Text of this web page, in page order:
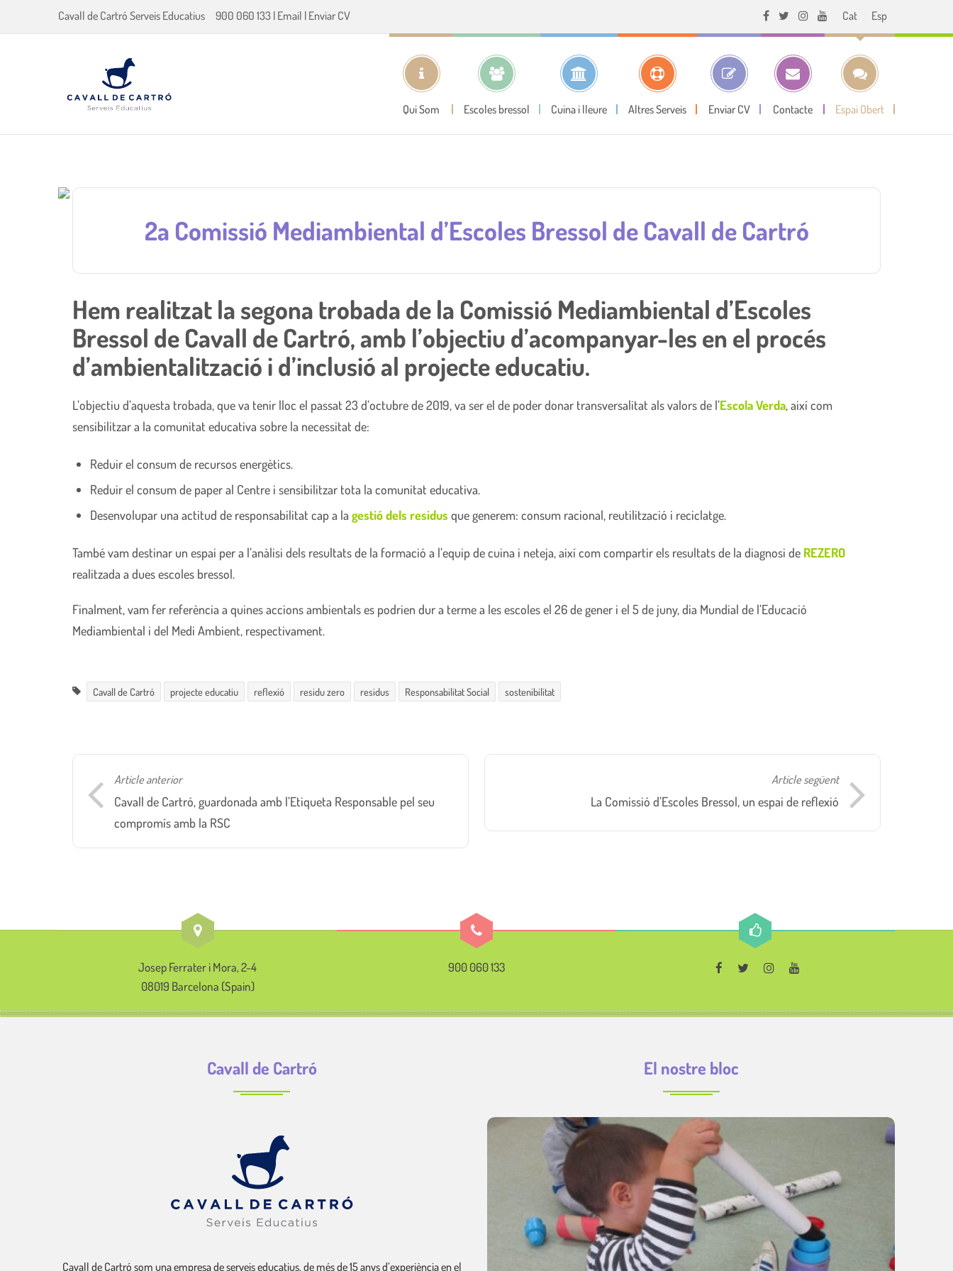
Cavall de Cartró Serveis Educatius 900 060 133 | Email | Enviar CV Cat Esp
Qui Som Escoles bressol Cuina i lleure Altres Serveis Enviar CV Contacte Espai Obert
2a Comissió Mediambiental d’Escoles Bressol de Cavall de Cartró
Hem realitzat la segona trobada de la Comissió Mediambiental d’Escoles
Bressol de Cavall de Cartró, amb l’objectiu d’acompanyar-les en el procés
d’ambientalització i d’inclusió al projecte educatiu.
L’objectiu d’aquesta trobada, que va tenir lloc el passat 23 d’octubre de 2019, va ser el de poder donar transversalitat als valors de l’Escola Verda, així com
sensibilitzar a la comunitat educativa sobre la necessitat de:
Reduir el consum de recursos energètics.
Reduir el consum de paper al Centre i sensibilitzar tota la comunitat educativa.
Desenvolupar una actitud de responsabilitat cap a la gestió dels residus que generem: consum racional, reutilització i reciclatge.
També vam destinar un espai per a l’anàlisi dels resultats de la formació a l’equip de cuina i neteja, així com compartir els resultats de la diagnosi de REZERO
realitzada a dues escoles bressol.
Finalment, vam fer referència a quines accions ambientals es podrien dur a terme a les escoles el 26 de gener i el 5 de juny, dia Mundial de l’Educació
Mediambiental i del Medi Ambient, respectivament.
Cavall de Cartró projecte educatiu reflexió residu zero residus Responsabilitat Social sostenibilitat
Article anterior
Cavall de Cartró, guardonada amb l’Etiqueta Responsable pel seu
compromís amb la RSC
Article següent
La Comissió d’Escoles Bressol, un espai de reflexió
Josep Ferrater i Mora, 2-4
08019 Barcelona (Spain)
900 060 133
Cavall de Cartró
Cavall de Cartró som una empresa de serveis educatius, de més de 15 anys d’experiència en el
El nostre bloc